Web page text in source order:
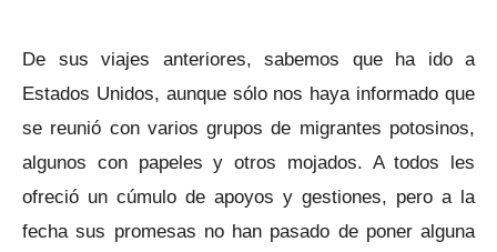
De sus viajes anteriores, sabemos que ha ido a
Estados Unidos, aunque sólo nos haya informado que
se reunió con varios grupos de migrantes potosinos,
algunos con papeles y otros mojados. A todos les
ofreció un cúmulo de apoyos y gestiones, pero a la
fecha sus promesas no han pasado de poner alguna